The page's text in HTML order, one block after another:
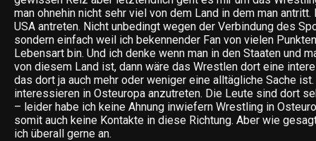
man ohnehin nicht sehr viel von dem Land in dem man
USA antreten. Nicht unbedingt wegen der Verbindung des
sondern einfach weil ich bekennender Fan von vielen
Lebensart bin. Und ich denke wenn man in den Staaten und
von diesem Land ist, dann wäre das Wrestlen dort eine
das dort ja auch mehr oder weniger eine alltägliche Sache
interessieren in Osteuropa anzutreten. Die Leute sind dort
– leider habe ich keine Ahnung inwiefern Wrestling in
somit auch keine Kontakte in diese Richtung. Aber wie
ich überall gerne an.